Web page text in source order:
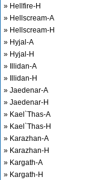
» Hellfire-H
» Hellscream-A
» Hellscream-H
» Hyjal-A
» Hyjal-H
» Illidan-A
» Illidan-H
» Jaedenar-A
» Jaedenar-H
» Kael`Thas-A
» Kael`Thas-H
» Karazhan-A
» Karazhan-H
» Kargath-A
» Kargath-H